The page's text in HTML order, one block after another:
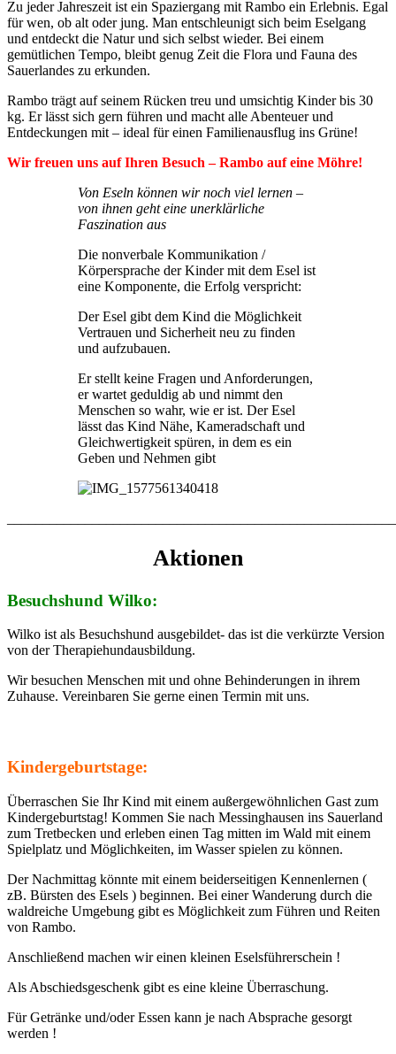
Zu jeder Jahreszeit ist ein Spaziergang mit Rambo ein Erlebnis. Egal
für wen, ob alt oder jung. Man entschleunigt sich beim Eselgang
und entdeckt die Natur und sich selbst wieder. Bei einem
gemütlichen Tempo, bleibt genug Zeit die Flora und Fauna des
Sauerlandes zu erkunden.
Rambo trägt auf seinem Rücken treu und umsichtig Kinder bis 30
kg. Er lässt sich gern führen und macht alle Abenteuer und
Entdeckungen mit – ideal für einen Familienausflug ins Grüne!
Wir freuen uns auf Ihren Besuch – Rambo auf eine Möhre!
Von Eseln können wir noch viel lernen –
von ihnen geht eine unerklärliche
Faszination aus
Die nonverbale Kommunikation /
Körpersprache der Kinder mit dem Esel ist
eine Komponente, die Erfolg verspricht:
Der Esel gibt dem Kind die Möglichkeit
Vertrauen und Sicherheit neu zu finden
und aufzubauen.
Er stellt keine Fragen und Anforderungen,
er wartet geduldig ab und nimmt den
Menschen so wahr, wie er ist. Der Esel
lässt das Kind Nähe, Kameradschaft und
Gleichwertigkeit spüren, in dem es ein
Geben und Nehmen gibt
Aktionen
Besuchshund Wilko:
Wilko ist als Besuchshund ausgebildet- das ist die verkürzte Version
von der Therapiehundausbildung.
Wir besuchen Menschen mit und ohne Behinderungen in ihrem
Zuhause. Vereinbaren Sie gerne einen Termin mit uns.
Kindergeburtstage:
Überraschen Sie Ihr Kind mit einem außergewöhnlichen Gast zum
Kindergeburtstag! Kommen Sie nach Messinghausen ins Sauerland
zum Tretbecken und erleben einen Tag mitten im Wald mit einem
Spielplatz und Möglichkeiten, im Wasser spielen zu können.
Der Nachmittag könnte mit einem beiderseitigen Kennenlernen (
zB. Bürsten des Esels ) beginnen. Bei einer Wanderung durch die
waldreiche Umgebung gibt es Möglichkeit zum Führen und Reiten
von Rambo.
Anschließend machen wir einen kleinen Eselsführerschein !
Als Abschiedsgeschenk gibt es eine kleine Überraschung.
Für Getränke und/oder Essen kann je nach Absprache gesorgt
werden !